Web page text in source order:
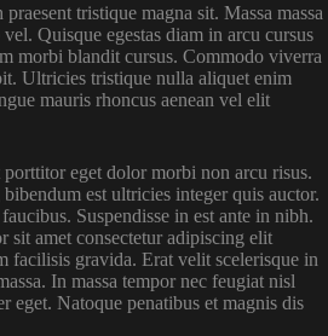
tristique magna sit. Massa massa
Quisque egestas diam in arcu cursus
morbi blandit cursus. Commodo viverra
Ultricies tristique nulla aliquet enim
mauris rhoncus aenean vel elit
eget dolor morbi non arcu risus.
est ultricies integer quis auctor.
Suspendisse in est ante in nibh.
sit amet consectetur adipiscing elit
facilisis gravida. Erat velit scelerisque in
In massa tempor nec feugiat nisl
Natoque penatibus et magnis dis